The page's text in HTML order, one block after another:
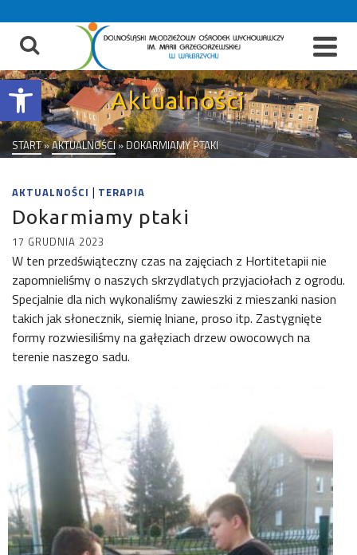
Otwórz pasek narzędzi
treści
Aktualności
START»AKTUALNOŚCI» DOKARMIAMY PTAKI
AKTUALNOŚCI | TERAPIA
Dokarmiamy ptaki
17 GRUDNIA 2023
W ten przedświąteczny czas na zajęciach z Hortitetapii nie
zapomnieliśmy o naszych skrzydlatych przyjaciołach z ogrodu.
Specjalnie dla nich wykonaliśmy zawieszki z mieszanki nasion
takich jak słonecznik, siemię lniane, proso itp. Zastygnięte
formy rozwiesiliśmy na gałęziach drzew owocowych na
terenie naszego sadu.